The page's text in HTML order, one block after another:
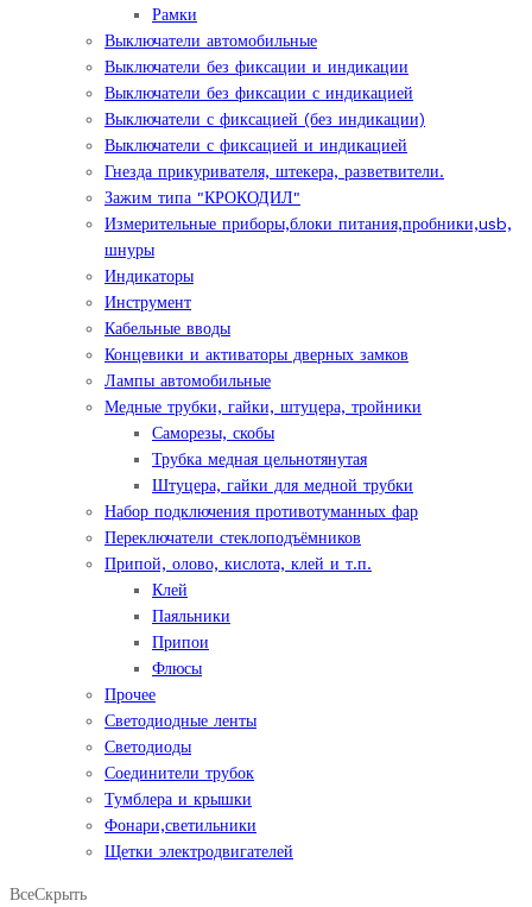
Рамки
Выключатели автомобильные
Выключатели без фиксации и индикации
Выключатели без фиксации с индикацией
Выключатели с фиксацией (без индикации)
Выключатели с фиксацией и индикацией
Гнезда прикуривателя, штекера, разветвители.
Зажим типа "КРОКОДИЛ"
Измерительные приборы,блоки питания,пробники,usb,
шнуры
Индикаторы
Инструмент
Кабельные вводы
Концевики и активаторы дверных замков
Лампы автомобильные
Медные трубки, гайки, штуцера, тройники
Саморезы, скобы
Трубка медная цельнотянутая
Штуцера, гайки для медной трубки
Набор подключения противотуманных фар
Переключатели стеклоподъёмников
Припой, олово, кислота, клей и т.п.
Клей
Паяльники
Припои
Флюсы
Прочее
Светодиодные ленты
Светодиоды
Соединители трубок
Тумблера и крышки
Фонари,светильники
Щетки электродвигателей
ВсеСкрыть